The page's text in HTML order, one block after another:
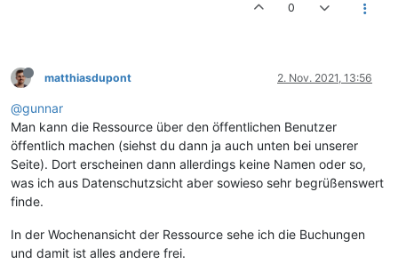
0
matthiasdupont 2. Nov. 2021, 13:56
@gunnar
Man kann die Ressource über den öffentlichen Benutzer
öffentlich machen (siehst du dann ja auch unten bei unserer
Seite). Dort erscheinen dann allerdings keine Namen oder so,
was ich aus Datenschutzsicht aber sowieso sehr begrüßenswert
finde.
In der Wochenansicht der Ressource sehe ich die Buchungen
und damit ist alles andere frei.